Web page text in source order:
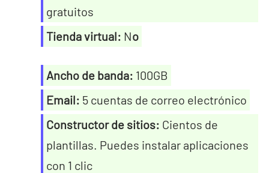
gratuitos
Tienda virtual: No
Ancho de banda: 100GB
Email: 5 cuentas de correo electrónico
Constructor de sitios: Cientos de
plantillas. Puedes instalar aplicaciones
con 1 clic